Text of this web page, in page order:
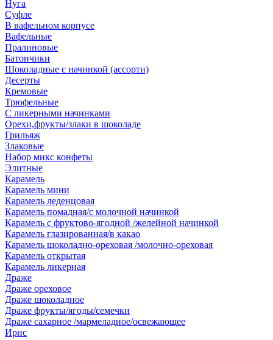
Нуга
Суфле
В вафельном корпусе
Вафельные
Пралиновые
Батончики
Шоколадные с начинкой (ассорти)
Десерты
Кремовые
Трюфельные
С ликерными начинками
Орехи,фрукты/злаки в шоколаде
Грильяж
Злаковые
Набор микс конфеты
Элитные
Карамель
Карамель мини
Карамель леденцовая
Карамель помадная/с молочной начинкой
Карамель с фруктово-ягодной /желейной начинкой
Карамель глазированная/в какао
Карамель шоколадно-ореховая /молочно-ореховая
Карамель открытая
Карамель ликерная
Драже
Драже ореховое
Драже шоколадное
Драже фрукты/ягоды/семечки
Драже сахарное /мармеладное/освежающее
Ирис